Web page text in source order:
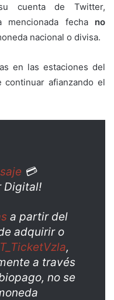
cuenta de Twitter,
fecha no
nacional o divisa.
en las estaciones del
afianzando el
💳
Digital!
a partir del
adquirir o
,
a través
no se